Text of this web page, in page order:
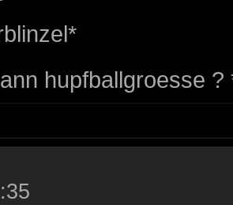
hupfballgroesse ?